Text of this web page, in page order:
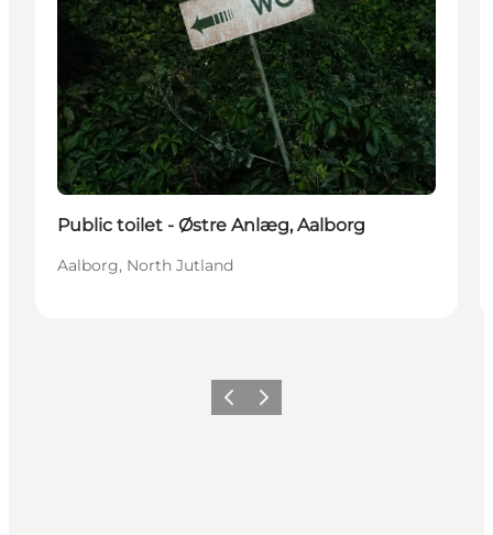
Public toilet - Østre Anlæg, Aalborg
Aalborg, North Jutland
Precedente
Avanti